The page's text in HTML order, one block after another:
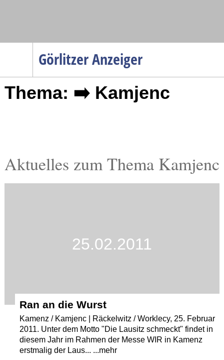
Görlitzer Anzeiger
Menüpunkte
Startseite
Verkehr
Thema: ➡️ Kamjenc
Aktuelles zum Thema Kamjenc
25.02.2011
Ran an die Wurst
Kamenz / Kamjenc | Räckelwitz / Worklecy, 25. Februar
2011. Unter dem Motto "Die Lausitz schmeckt" findet in
diesem Jahr im Rahmen der Messe WIR in Kamenz
erstmalig der Laus... ...mehr